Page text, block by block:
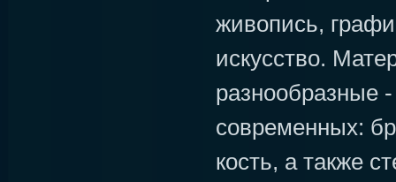
живопись,
искусство.
разнообразные
современных:
кость, а также